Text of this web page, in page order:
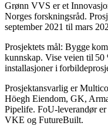
Grønn VVS er et
Norges forskningsråd.
september 2021 til mars
Prosjektets mål: Bygge
kunnskap​. Vise veien til 50
installasjoner i
Prosjektansvarlig er
Höegh Eiendom, GK,
Pipelife. FoU-leverandør
VKE og FutureBuilt.